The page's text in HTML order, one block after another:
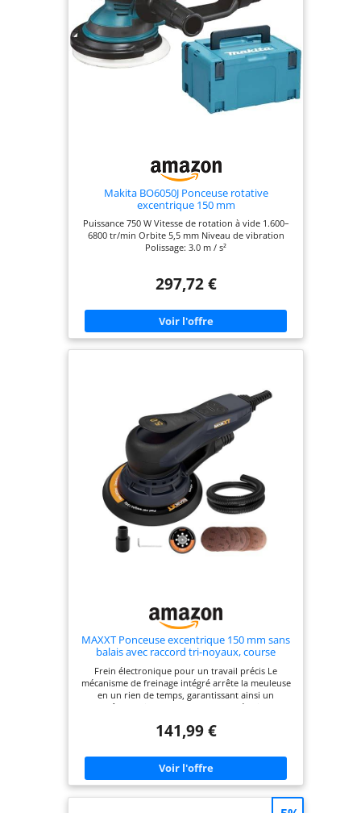
Makita BO6050J Ponceuse rotative
excentrique 150 mm
Puissance 750 W Vitesse de rotation à vide 1.600–
6800 tr/min Orbite 5,5 mm Niveau de vibration
Polissage: 3.0 m / s²
297,72 €
MAXXT Ponceuse excentrique 150 mm sans
balais avec raccord tri-noyaux, course
excentrique 5,0 mm, frein automatique (2 s),
6 vitesses réglables, 10 papiers abrasifs et 5
m de câble
Frein électronique pour un travail précis Le
mécanisme de freinage intégré arrête la meuleuse
en un rien de temps, garantissant ainsi un
contrôle maximal lors de chaque opération de
technologie moderne du moteur offre non
fonctionnement prolongé, mais aussi un couple
constant pour un ponçage efficace sur divers
matériaux. Contrôle flexible de la vitesse : six
141,99 €